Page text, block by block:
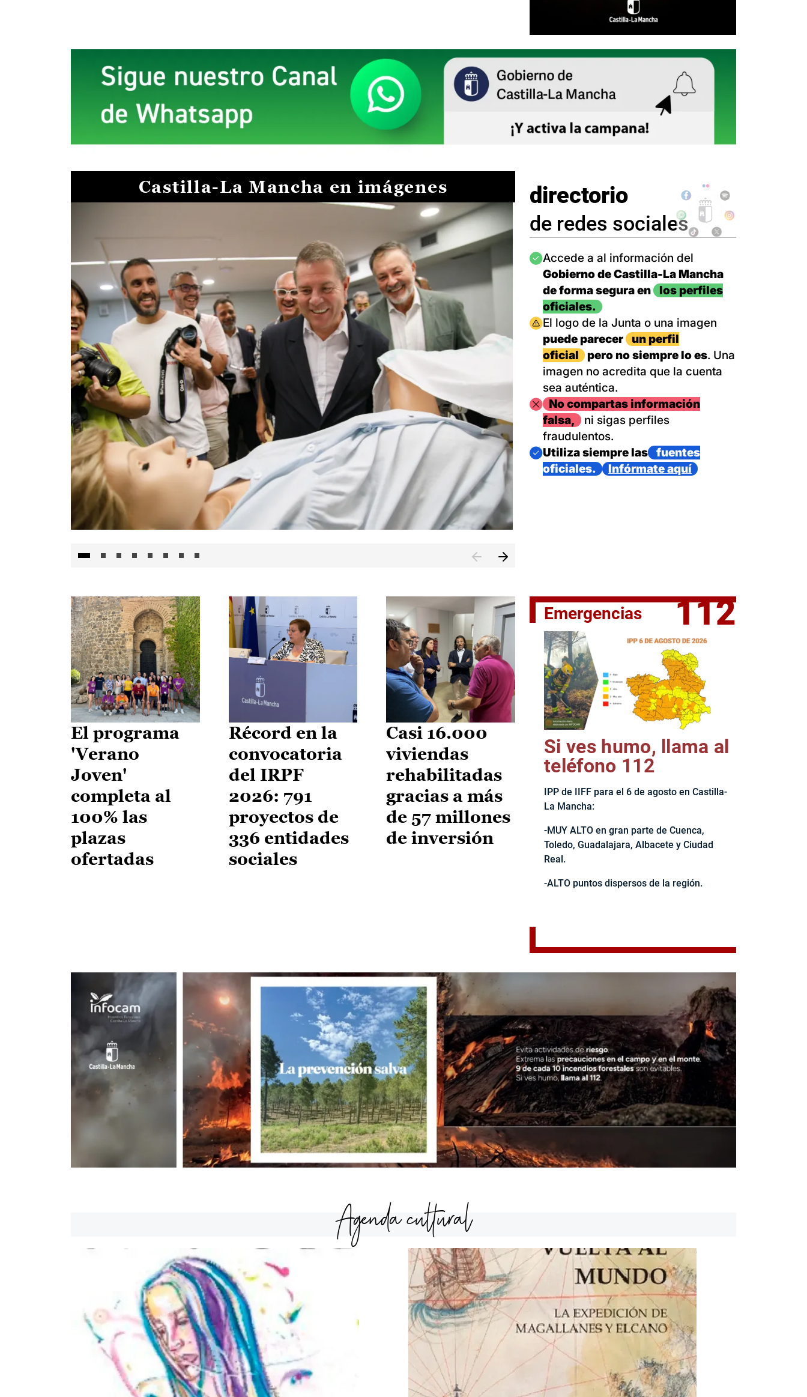
Castilla-La Mancha en imágenes
El jefe del Ejecutivo castellanomanchego, Emiliano García-
directorio
de redes sociales
Imagen
Accede a al información del
Gobierno de Castilla-La Mancha
de forma segura en
los perfiles
oficiales.
Imagen
El logo de la Junta o una imagen
puede parecer
un perfil
oficial
pero no siempre lo es. Una
imagen no acredita que la cuenta
sea auténtica.
ImagenNo compartas información
falsa,
ni sigas perfiles
fraudulentos.
Imagen
Utiliza siempre las
fuentes
oficiales.
Infórmate aquí
El programa
'Verano
Joven'
completa al
100% las
plazas
ofertadas
Récord en la
convocatoria
del IRPF
2026: 791
proyectos de
336 entidades
sociales
Casi 16.000
viviendas
rehabilitadas
gracias a más
de 57 millones
de inversión
Emergencias 112
Si ves humo, llama al
teléfono 112
IPP de IIFF para el 6 de agosto en Castilla-
La Mancha:
-MUY ALTO en gran parte de Cuenca,
Toledo, Guadalajara, Albacete y Ciudad
Real.
-ALTO puntos dispersos de la región.
Agenda cultural